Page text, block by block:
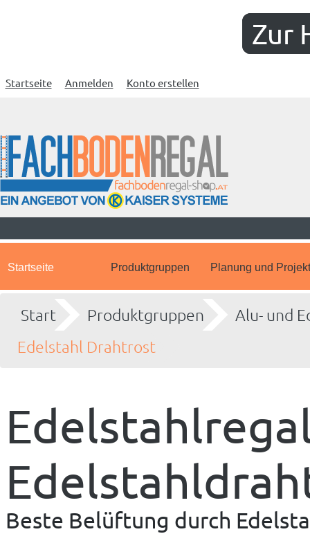
Zur
Startseite Anmelden Konto erstellen
Startseite Produktgruppen Planung und
Start Produktgruppen
Alu- und
Edelstahl Drahtrost
Beste Belüftung durch